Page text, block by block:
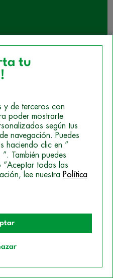
tu
y de terceros con
poder mostrarte
según tus
navegación. Puedes
haciendo clic en “
”. También puedes
“Aceptar todas las
lee nuestra Política